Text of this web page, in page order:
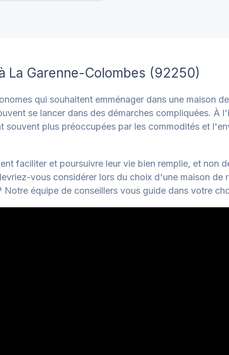
La Garenne-Colombes (92250)
qui souhaitent emménager dans une maison
se lancer dans des démarches compliquées. À
souvent plus préoccupées par les commodités et
faciliter et poursuivre leur vie bien remplie, et non
vous considérerlors du choix d'une maison de
équipe de conseillers vous guide dans votre